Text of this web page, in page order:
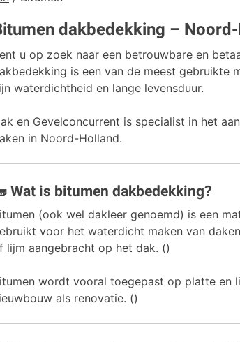
dakbedekking – Noord-
u op zoek naar een betrouwbare en
is een van de meest gebruikte
waterdichtheid en lange levensduur.
en Gevelconcurrent is specialist in het
in Noord-Holland.
Wat is bitumen dakbedekking?
(ook wel dakleer genoemd) is een
voor het waterdicht maken van
lijm aangebracht op het dak. ()
wordt vooral toegepast op platte en
als renovatie. ()